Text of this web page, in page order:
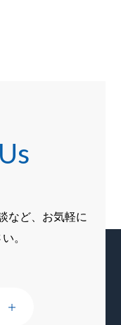
など、お気軽に
。